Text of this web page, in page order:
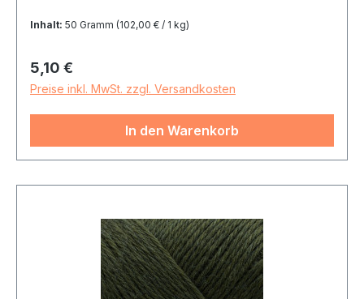
Inhalt: 50 Gramm (102,00 € / 1 kg)
Regulärer Preis:
5,10 €
Preise inkl. MwSt. zzgl. Versandkosten
In den Warenkorb